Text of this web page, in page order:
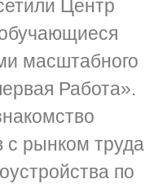
Центр
масштабного
Работа».
с рынком труда
по